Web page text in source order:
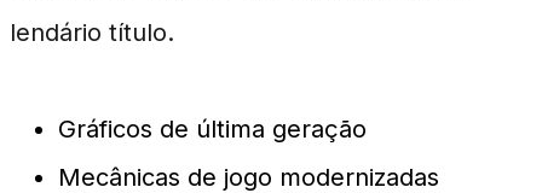
lendário título.
Gráficos de última geração
Mecânicas de jogo modernizadas